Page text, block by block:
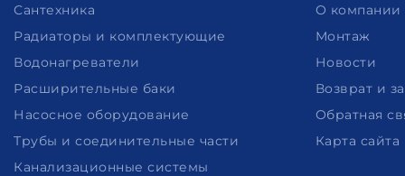
Сантехника
Радиаторы и комплектующие
Водонагреватели
Расширительные баки
Насосное оборудование
Трубы и соединительные части
Канализационные системы
О компании
Монтаж
Новости
Возврат и
Обратная
Карта сайта